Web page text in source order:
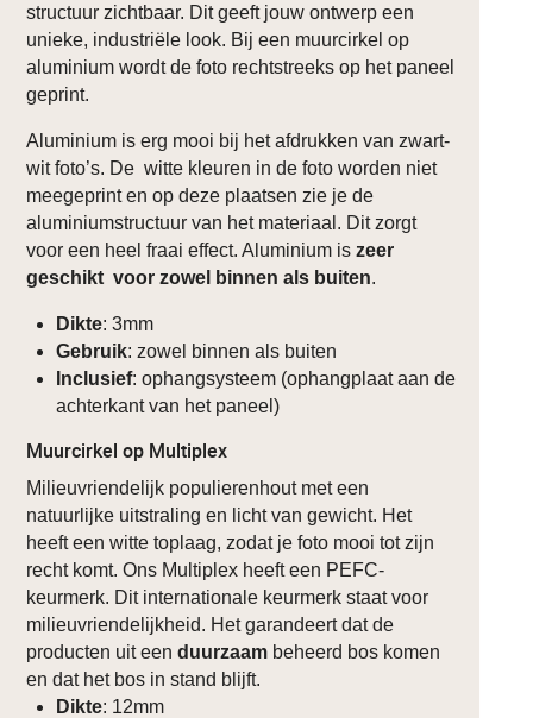
structuur zichtbaar. Dit geeft jouw ontwerp een
unieke, industriële look. Bij een muurcirkel op
aluminium wordt de foto rechtstreeks op het paneel
geprint.
Aluminium is erg mooi bij het afdrukken van zwart-
wit foto’s. De witte kleuren in de foto worden niet
meegeprint en op deze plaatsen zie je de
aluminiumstructuur van het materiaal. Dit zorgt
voor een heel fraai effect. Aluminium iszeer
geschikt voor zowel binnen als buiten.
Dikte: 3mm
Gebruik: zowel binnen als buiten
Inclusief: ophangsysteem (ophangplaat aan de
achterkant van het paneel)
Muurcirkel op Multiplex
Milieuvriendelijk populierenhout met een
natuurlijke uitstraling en licht van gewicht. Het
heeft een witte toplaag, zodat je foto mooi tot zijn
recht komt. Ons Multiplex heeft een PEFC-
keurmerk. Dit internationale keurmerk staat voor
milieuvriendelijkheid. Het garandeert dat de
producten uit eenduurzaam beheerd bos komen
en dat het bos in stand blijft.
Dikte: 12mm